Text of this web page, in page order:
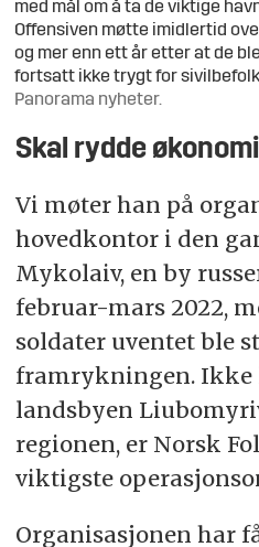
med mål om å ta de viktige
Offensiven møtte imidlertid
og mer enn ett år etter at de
fortsatt ikke trygt for
Panorama nyheter.
Skal rydde
Vi møter han på
hovedkontor i den
Mykolaiv, en by
februar-mars 2022,
soldater uventet ble
framrykningen.
landsbyen
regionen, er Norsk
viktigste
Organisasjonen har